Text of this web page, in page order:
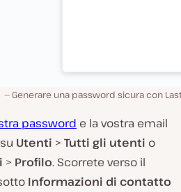
Generare una password sicura con
password e la vostra email
Utenti >Tutti gli utenti o
> Profilo. Scorrete verso il
Informazioni di contatto